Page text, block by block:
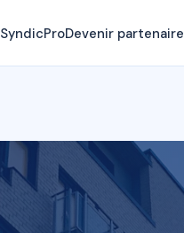
SyndicProDevenir partenaire